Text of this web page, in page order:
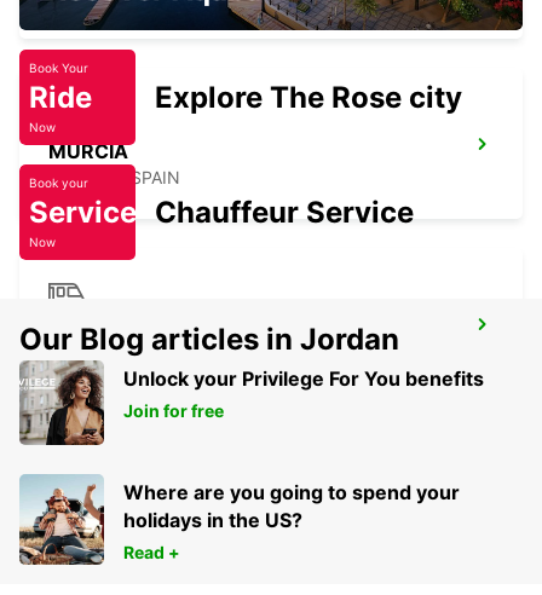
MURCIA
MURCIA - SPAIN
CASTELLON MAIN STATION
CASTELLON - SPAIN
Book Your
Ride
Now
Explore The Rose city
Book your
Service
Now
Chauffeur Service
Our Blog articles in Jordan
Unlock your Privilege For You benefits
Join for free
Where are you going to spend your
holidays in the US?
Read +